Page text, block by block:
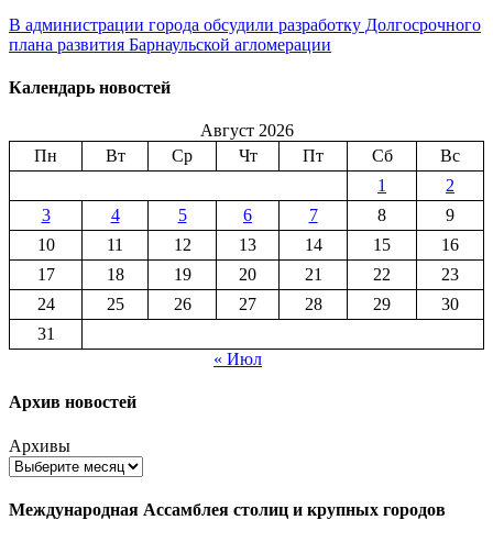
В администрации города обсудили разработку Долгосрочного
плана развития Барнаульской агломерации
Календарь новостей
Август 2026
Пн
Вт Ср Чт Пт Сб
Вс
1
2
3
4 5 6 7 8
9
10
11 12 13 14 15
16
17
18 19 20 21 22
23
24
25 26 27 28 29
30
31
« Июл
Архив новостей
Архивы
Международная Ассамблея столиц и крупных городов